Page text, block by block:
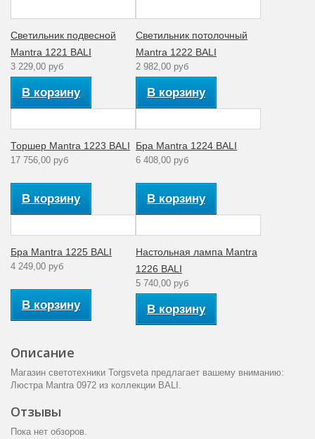
Светильник подвесной
Mantra 1221 BALI
3 229,00 руб
В корзину
Светильник потолочный
Mantra 1222 BALI
2 982,00 руб
В корзину
Торшер Mantra 1223 BALI
17 756,00 руб
В корзину
Бра Mantra 1224 BALI
6 408,00 руб
В корзину
Бра Mantra 1225 BALI
4 249,00 руб
В корзину
Настольная лампа Mantra
1226 BALI
5 740,00 руб
В корзину
Описание
Магазин светотехники Torgsveta предлагает вашему вниманию:
Люстра Mantra 0972 из коллекции BALI.
Отзывы
Пока нет обзоров.